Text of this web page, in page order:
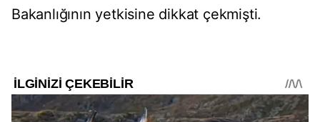
Bakanlığının yetkisine dikkat çekmişti.